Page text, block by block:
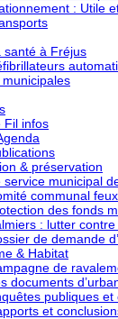
: Utile
santé à Fréjus
Fil infos
& préservation
service municipal
communal
des fonds
: lutter
de demande
& Habitat
de
documents
publiques et
et